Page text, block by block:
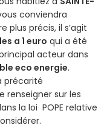
conviendra
plus précis, il s’agit
a 1 euro qui a été
acteur dans
eco energie.
précarité
renseigner sur les
la loi POPE relative